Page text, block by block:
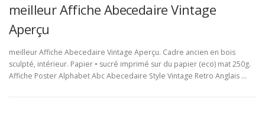
meilleur Affiche Abecedaire Vintage
Aperçu
meilleur Affiche Abecedaire Vintage Aperçu. Cadre ancien en bois
sculpté, intérieur. Papier • sucré imprimé sur du papier (eco) mat 250g.
Affiche Poster Alphabet Abc Abecedaire Style Vintage Retro Anglais …